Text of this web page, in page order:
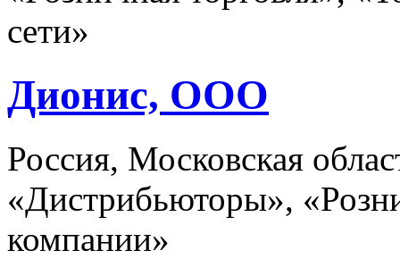
сети»
Дионис, ООО
Россия, Московская
«Дистрибьюторы»,
компании»